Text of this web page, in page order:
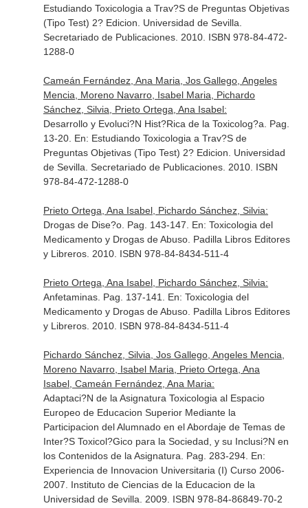
Estudiando Toxicologia a Trav?S de Preguntas Objetivas
(Tipo Test) 2? Edicion . Universidad de Sevilla.
Secretariado de Publicaciones. 2010. ISBN 978-84-472-
1288-0
Cameán Fernández, Ana Maria, Jos Gallego, Angeles
Mencia, Moreno Navarro, Isabel Maria, Pichardo
Sánchez, Silvia, Prieto Ortega, Ana Isabel:
Desarrollo y Evoluci?N Hist?Rica de la Toxicolog?a. Pag.
13-20. En: Estudiando Toxicologia a Trav?S de
Preguntas Objetivas (Tipo Test) 2? Edicion . Universidad
de Sevilla. Secretariado de Publicaciones. 2010. ISBN
978-84-472-1288-0
Prieto Ortega, Ana Isabel, Pichardo Sánchez, Silvia:
Drogas de Dise?o. Pag. 143-147. En: Toxicologia del
Medicamento y Drogas de Abuso. Padilla Libros Editores
y Libreros. 2010. ISBN 978-84-8434-511-4
Prieto Ortega, Ana Isabel, Pichardo Sánchez, Silvia:
Anfetaminas. Pag. 137-141. En: Toxicologia del
Medicamento y Drogas de Abuso. Padilla Libros Editores
y Libreros. 2010. ISBN 978-84-8434-511-4
Pichardo Sánchez, Silvia, Jos Gallego, Angeles Mencia,
Moreno Navarro, Isabel Maria, Prieto Ortega, Ana
Isabel, Cameán Fernández, Ana Maria:
Adaptaci?N de la Asignatura Toxicologia al Espacio
Europeo de Educacion Superior Mediante la
Participacion del Alumnado en el Abordaje de Temas de
Inter?S Toxicol?Gico para la Sociedad, y su Inclusi?N en
los Contenidos de la Asignatura. Pag. 283-294. En:
Experiencia de Innovacion Universitaria (I) Curso 2006-
2007 . Instituto de Ciencias de la Educacion de la
Universidad de Sevilla. 2009. ISBN 978-84-86849-70-2